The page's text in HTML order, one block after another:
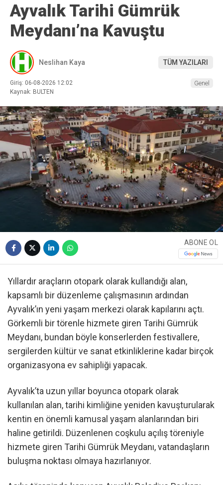
Ayvalık Tarihi Gümrük
Meydanı’na Kavuştu
Neslihan Kaya TÜM YAZILARI
Giriş: 06-08-2026 12:02
Kaynak: BULTEN
Genel
ABONE OL
Yıllardır araçların otopark olarak kullandığı alan,
kapsamlı bir düzenleme çalışmasının ardından
Ayvalık’ın yeni yaşam merkezi olarak kapılarını açtı.
Görkemli bir törenle hizmete giren Tarihi Gümrük
Meydanı, bundan böyle konserlerden festivallere,
sergilerden kültür ve sanat etkinliklerine kadar birçok
organizasyona ev sahipliği yapacak.
Ayvalık’ta uzun yıllar boyunca otopark olarak
kullanılan alan, tarihi kimliğine yeniden kavuşturularak
kentin en önemli kamusal yaşam alanlarından biri
haline getirildi. Düzenlenen coşkulu açılış töreniyle
hizmete giren Tarihi Gümrük Meydanı, vatandaşların
buluşma noktası olmaya hazırlanıyor.